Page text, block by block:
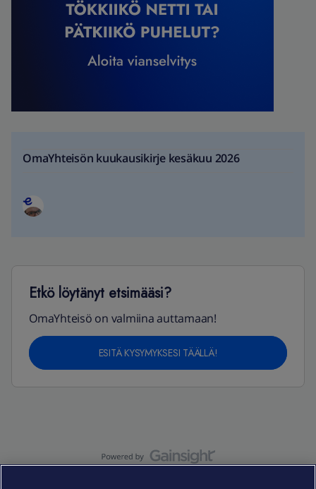
OmaYhteisön kuukausikirje kesäkuu 2026
Etkö löytänyt etsimääsi?
OmaYhteisö on valmiina auttamaan!
ESITÄ KYSYMYKSESI TÄÄLLÄ!